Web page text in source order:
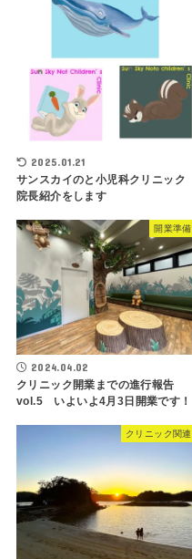
2025.01.21
サンスカイのと小児科クリニック
院長紹介をします
開業準備
2024.04.02
クリニック開業までの進行報告
vol.5 いよいよ4月3日開業です！
クリニック関連